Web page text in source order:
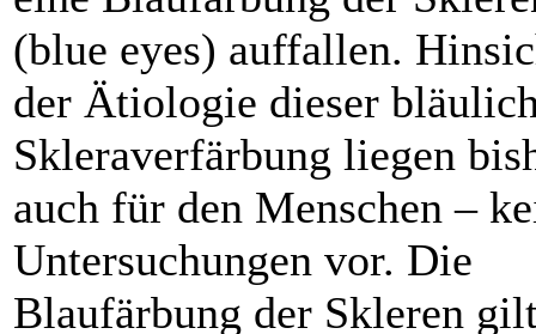
(blue eyes) auffallen.
der Ätiologie dieser
Skleraverfärbung liegen
auch für den Menschen –
Untersuchungen vor. Die
Blaufärbung der Skleren